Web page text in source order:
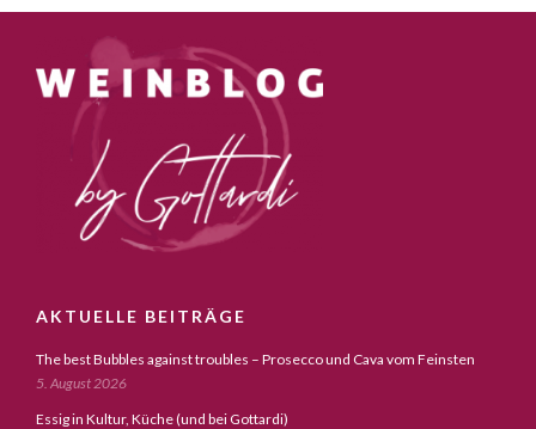
AKTUELLE BEITRÄGE
The best Bubbles against troubles – Prosecco und Cava vom Feinsten
5. August 2026
Essig in Kultur, Küche (und bei Gottardi)